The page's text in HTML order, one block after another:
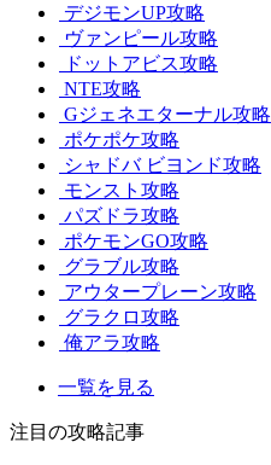
デジモンUP攻略
ヴァンピール攻略
ドットアビス攻略
NTE攻略
Gジェネエターナル攻略
ポケポケ攻略
シャドバ ビヨンド攻略
モンスト攻略
パズドラ攻略
ポケモンGO攻略
グラブル攻略
アウタープレーン攻略
グラクロ攻略
俺アラ攻略
一覧を見る
注目の攻略記事